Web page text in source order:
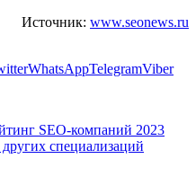
Источник: www.seonews.ru
WhatsAppTelegramViber
SEO-компаний 2023
специализаций